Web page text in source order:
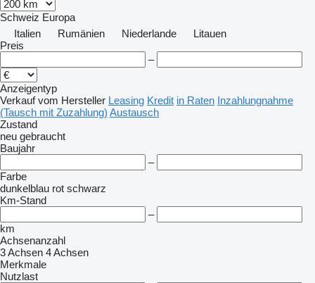
Schweiz Europa
Italien
Rumänien Niederlande
Litauen
Preis
–
Anzeigentyp
Verkauf vom Hersteller Leasing Kredit in Raten Inzahlungnahme
(Tausch mit Zuzahlung) Austausch
Zustand
neu gebraucht
Baujahr
–
Farbe
dunkelblau rot schwarz
Km-Stand
–
km
Achsenanzahl
3 Achsen 4 Achsen
Merkmale
Nutzlast